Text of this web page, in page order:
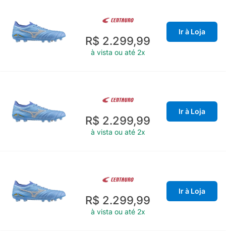
R$ 2.299,99
à vista ou até 2x
Ir à Loja
R$ 2.299,99
à vista ou até 2x
Ir à Loja
R$ 2.299,99
à vista ou até 2x
Ir à Loja